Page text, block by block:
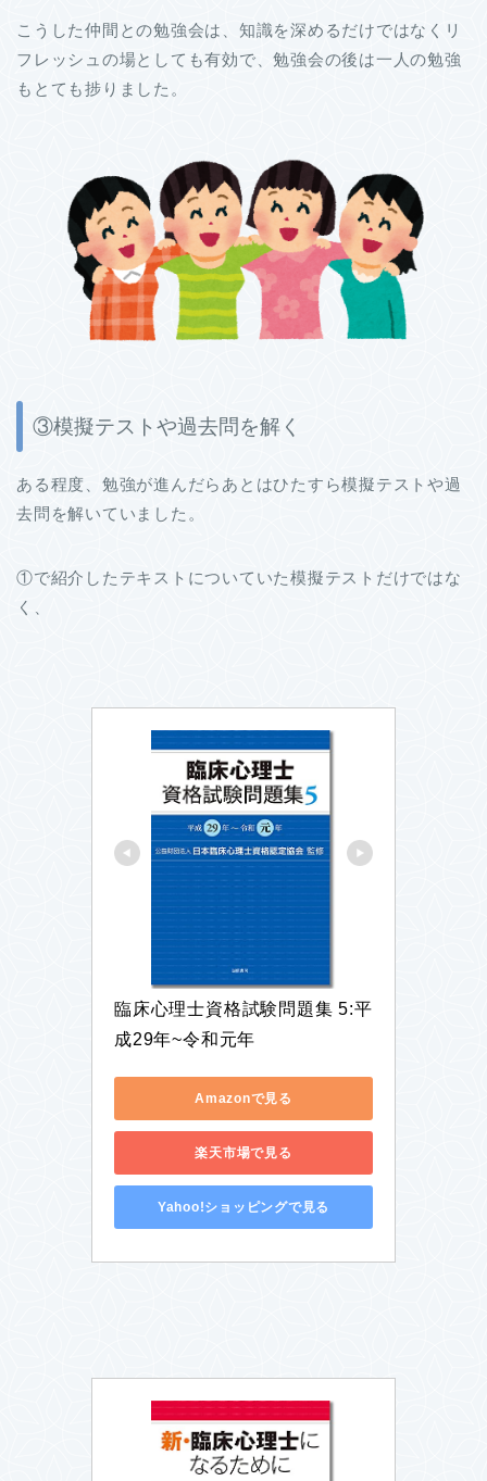
こうした仲間との勉強会は、知識を深めるだけではなくリ
フレッシュの場としても有効で、勉強会の後は一人の勉強
もとても捗りました。
③模擬テストや過去問を解く
ある程度、勉強が進んだらあとはひたすら模擬テストや過
去問を解いていました。
①で紹介したテキストについていた模擬テストだけではな
く、
臨床心理士資格試験問題集 5:平
成29年~令和元年
Amazonで見る
楽天市場で見る
Yahoo!ショッピングで見る